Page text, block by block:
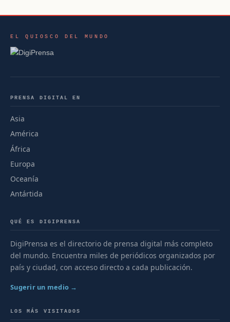
EL QUIOSCO DEL MUNDO
PRENSA DIGITAL EN
Asia
América
África
Europa
Oceanía
Antártida
QUÉ ES DIGIPRENSA
DigiPrensa es el directorio de prensa digital más completo
del mundo. Encuentra miles de periódicos organizados por
país y ciudad, con acceso directo a cada publicación.
Sugerir un medio →
LOS MÁS VISITADOS